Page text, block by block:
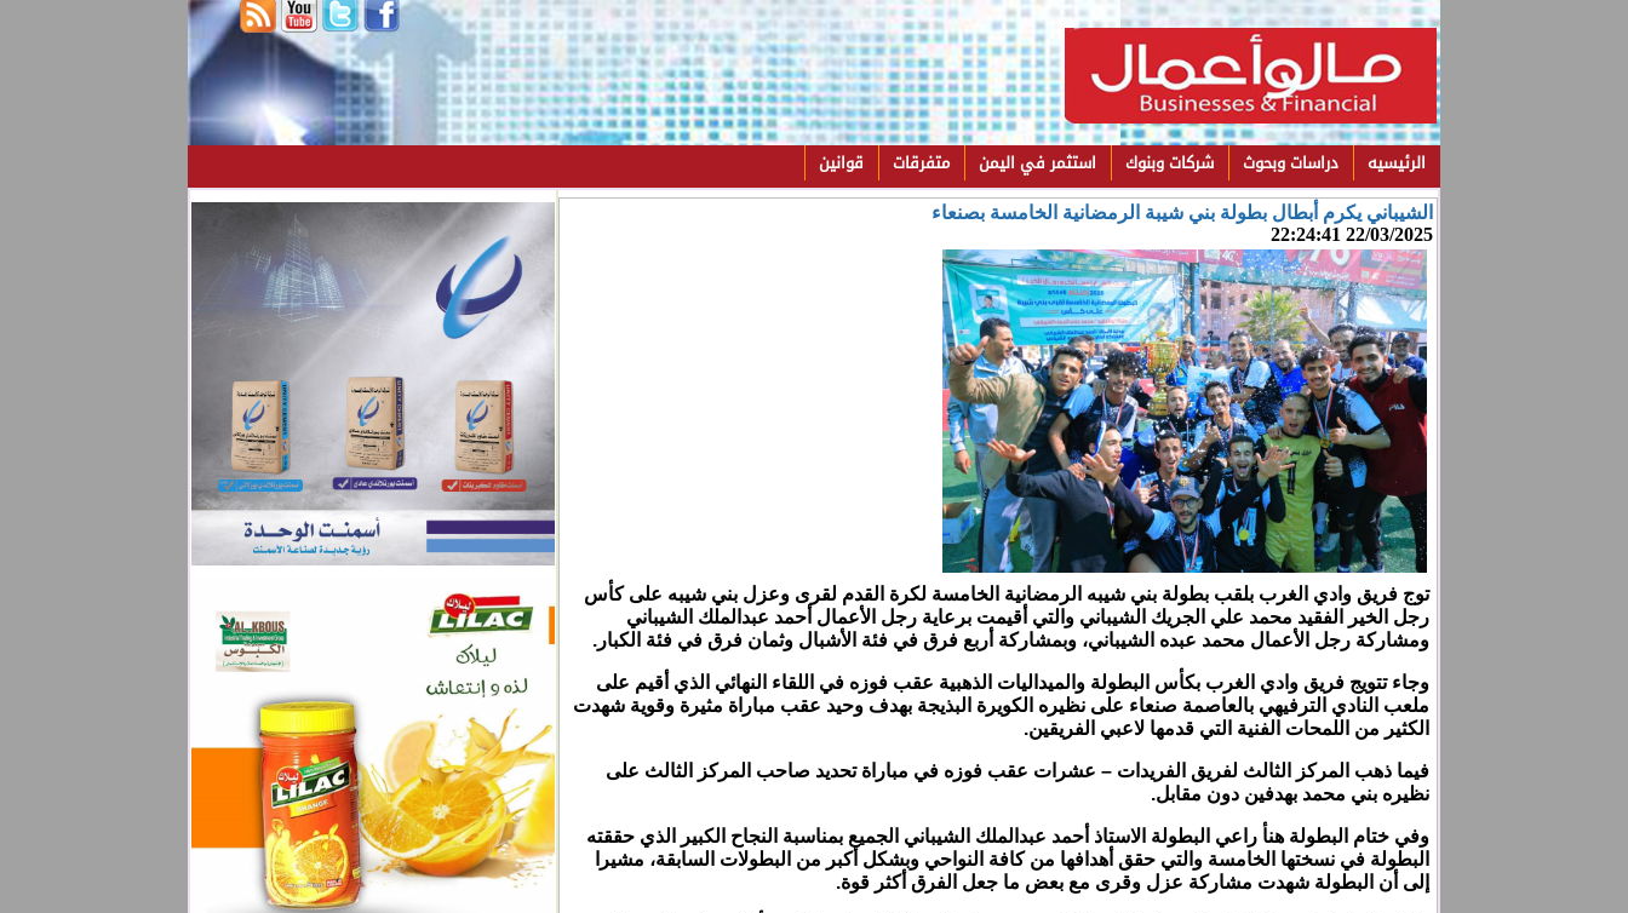
الرئيسيه دراسات وبحوث شركات وبنوك استثمر في اليمن متفرقات قوانين
الشيباني يكرم أبطال بطولة بني شيبة الرمضانية الخامسة بصنعاء
22/03/2025 22:24:41
توج فريق وادي الغرب بلقب بطولة بني شيبه الرمضانية الخامسة لكرة القدم لقرى وعزل بني شيبه على كأس
رجل الخير الفقيد محمد علي الجريك الشيباني والتي أقيمت برعاية رجل الأعمال أحمد عبدالملك الشيباني
ومشاركة رجل الأعمال محمد عبده الشيباني، وبمشاركة أربع فرق في فئة الأشبال وثمان فرق في فئة الكبار.
وجاء تتويج فريق وادي الغرب بكأس البطولة والميداليات الذهبية عقب فوزه في اللقاء النهائي الذي أقيم على
ملعب النادي الترفيهي بالعاصمة صنعاء على نظيره الكويرة البذيجة بهدف وحيد عقب مباراة مثيرة وقوية شهدت
الكثير من اللمحات الفنية التي قدمها لاعبي الفريقين.
فيما ذهب المركز الثالث لفريق الفريدات – عشرات عقب فوزه في مباراة تحديد صاحب المركز الثالث على
نظيره بني محمد بهدفين دون مقابل.
وفي ختام البطولة هنأ راعي البطولة الاستاذ أحمد عبدالملك الشيباني الجميع بمناسبة النجاح الكبير الذي حققته
البطولة في نسختها الخامسة والتي حقق أهدافها من كافة النواحي وبشكل أكبر من البطولات السابقة، مشيرا
إلى أن البطولة شهدت مشاركة عزل وقرى مع بعض ما جعل الفرق أكثر قوة.